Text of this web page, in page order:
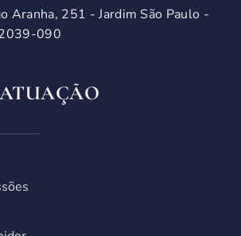
Aranha, 251 - Jardim São Paulo -
090